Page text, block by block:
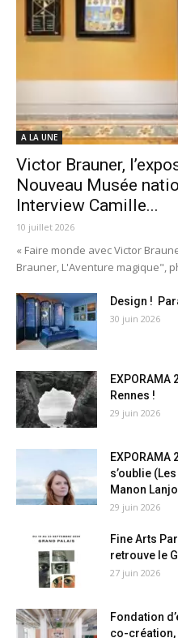
A LA UNE
Victor Brauner,
Nouveau Musée
Interview Camille...
10 juillet 2026
« Faire monde avec Victor
Brauner, L'Aventure magique",
Design !
30 juin 2026
Rennes !
29 juin 2026
s’oublie
Manon
29 juin 2026
Fine Arts
retrouve le
27 juin 2026
Fondation
co-création,